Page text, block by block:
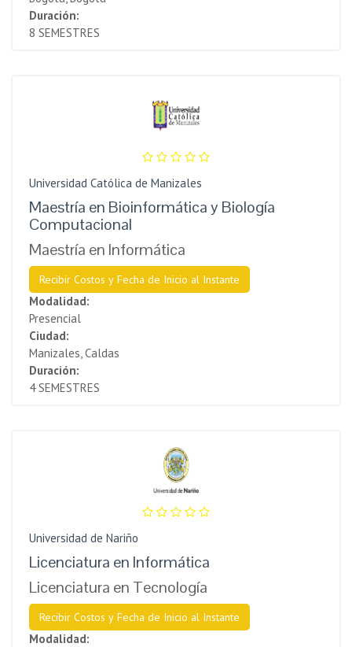
Duración:
8 SEMESTRES
Universidad Católica de Manizales
Maestría en Bioinformática y Biología
Computacional
Maestría en Informática
Recibir Costos y Fecha de Inicio al Instante
Modalidad:
Presencial
Ciudad:
Manizales, Caldas
Duración:
4 SEMESTRES
Universidad de Nariño
Licenciatura en Informática
Licenciatura en Tecnología
Recibir Costos y Fecha de Inicio al Instante
Modalidad: